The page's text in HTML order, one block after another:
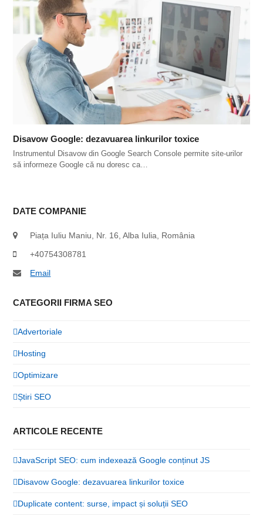
Disavow Google: dezavuarea linkurilor toxice
Instrumentul Disavow din Google Search Console permite site-urilor
să informeze Google că nu doresc ca…
DATE COMPANIE
Piața Iuliu Maniu, Nr. 16, Alba Iulia, România
+40754308781
Email
CATEGORII FIRMA SEO
Advertoriale
Hosting
Optimizare
Știri SEO
ARTICOLE RECENTE
JavaScript SEO: cum indexează Google conținut JS
Disavow Google: dezavuarea linkurilor toxice
Duplicate content: surse, impact și soluții SEO